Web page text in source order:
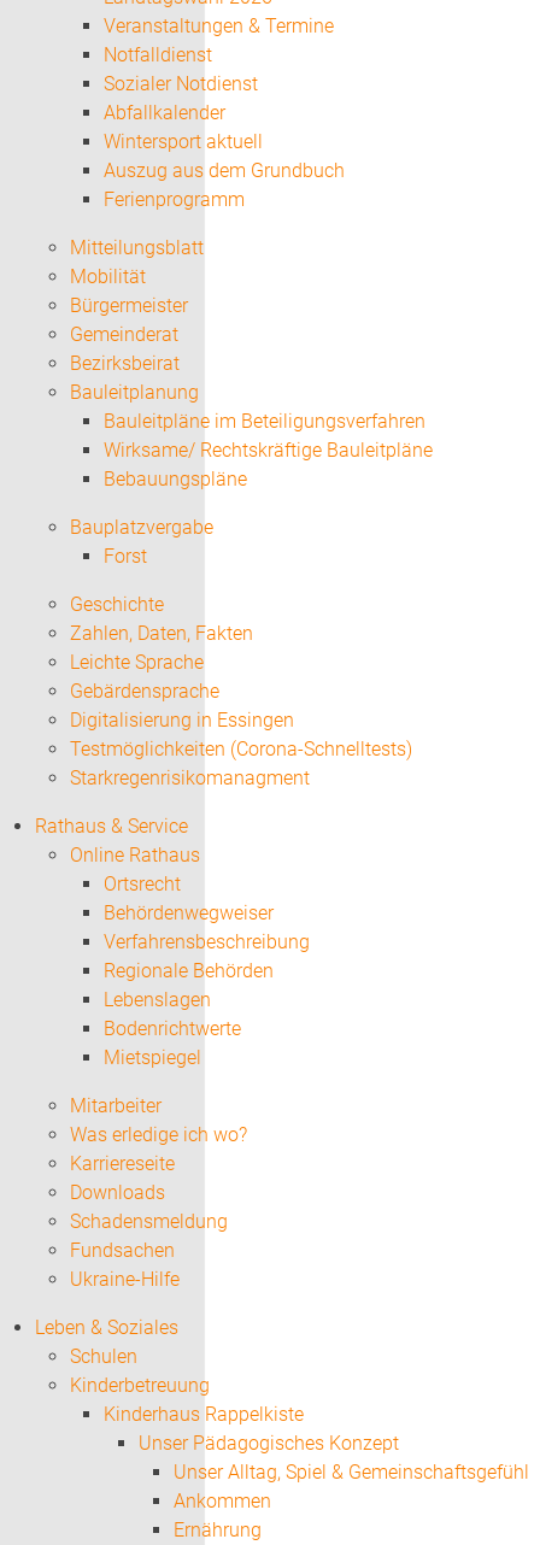
Veranstaltungen & Termine
Notfalldienst
Sozialer Notdienst
Abfallkalender
Wintersport aktuell
Auszug aus dem Grundbuch
Ferienprogramm
Mitteilungsblatt
Mobilität
Bürgermeister
Gemeinderat
Bezirksbeirat
Bauleitplanung
Bauleitpläne im Beteiligungsverfahren
Wirksame/ Rechtskräftige Bauleitpläne
Bebauungspläne
Bauplatzvergabe
Forst
Geschichte
Zahlen, Daten, Fakten
Leichte Sprache
Gebärdensprache
Digitalisierung in Essingen
Testmöglichkeiten (Corona-Schnelltests)
Starkregenrisikomanagment
Rathaus & Service
Online Rathaus
Ortsrecht
Behördenwegweiser
Verfahrensbeschreibung
Regionale Behörden
Lebenslagen
Bodenrichtwerte
Mietspiegel
Mitarbeiter
Was erledige ich wo?
Karriereseite
Downloads
Schadensmeldung
Fundsachen
Ukraine-Hilfe
Leben & Soziales
Schulen
Kinderbetreuung
Kinderhaus Rappelkiste
Unser Pädagogisches Konzept
Unser Alltag, Spiel & Gemeinschaftsgefühl
Ankommen
Ernährung